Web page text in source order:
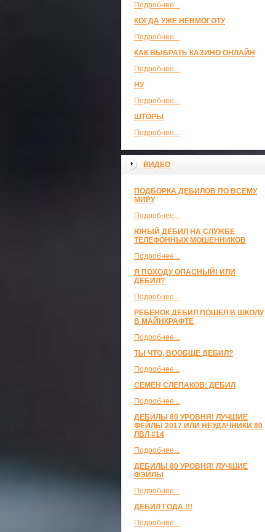
Подробнее...
КОГДА УЖЕ НЕВМОГОТУ
Подробнее...
КАК ВЫБРАТЬ КАЗИНО ОНЛАЙН
Подробнее...
НУ
Подробнее...
ШТОРЫ
Подробнее...
ВИДЕО
ПОДБОРКА ДЕБИЛОВ ПО ВСЕМУ
МИРУ
Подробнее...
ЮНЫЙ ДЕБИЛ НА СЛУЖБЕ
ТЕЛЕФОННЫХ МОШЕННИКОВ
Подробнее...
Я ПОХОДУ ОПАСНЫЙ! ИЛИ
ДЕБИЛ?
Подробнее...
РЕБЕНОК ДЕБИЛ ПОШЕЛ В ШКОЛУ
В МАЙНКРАФТЕ
Подробнее...
ТЫ ЧТО, ВООБЩЕ ДЕБИЛ?
Подробнее...
СЕМЁН СЛЕПАКОВ: ДЕБИЛ
Подробнее...
ДЕБИЛЫ 80 УРОВНЯ! ЛУЧШИЕ
ФЕЙЛЫ 2017 ИЛИ НЕУДАЧНИКИ 80
ЛВЛ #14
Подробнее...
ДЕБИЛЫ 80 УРОВНЯ! ЛУЧШИЕ
ФЭЙЛЫ
Подробнее...
ДЕБИЛ ГОДА !!!
Подробнее...